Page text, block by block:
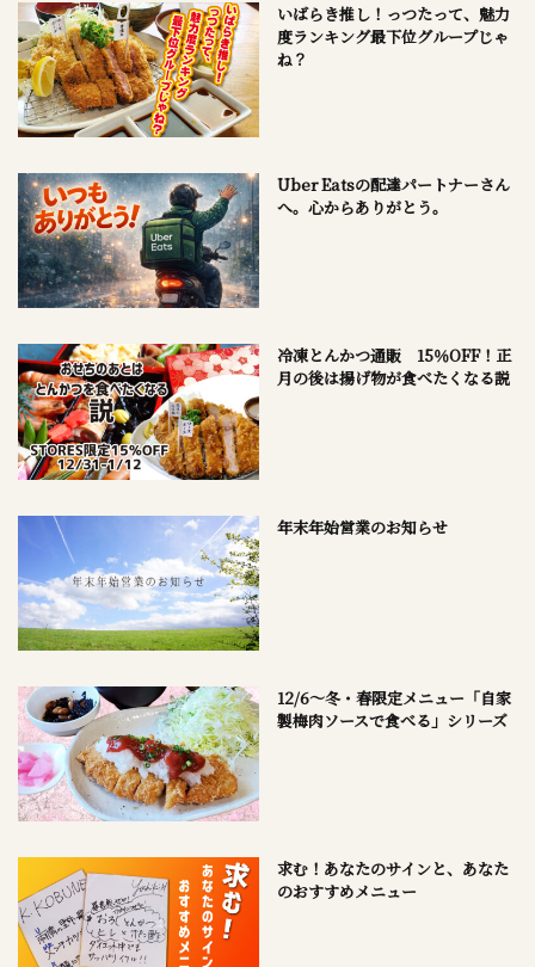
いばらき推し！っつたって、魅力
度ランキング最下位グループじゃ
ね？
Uber Eatsの配達パートナーさん
へ。心からありがとう。
冷凍とんかつ通販 15％OFF！正
月の後は揚げ物が食べたくなる説
年末年始営業のお知らせ
12/6～冬・春限定メニュー「自家
製梅肉ソースで食べる」シリーズ
求む！あなたのサインと、あなた
のおすすめメニュー